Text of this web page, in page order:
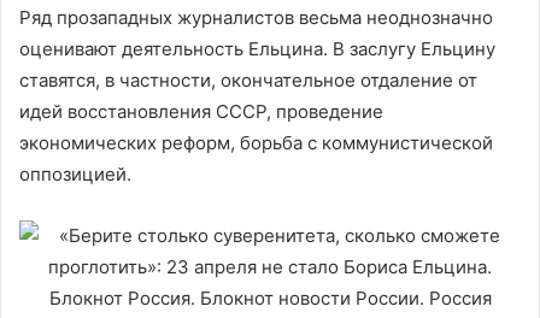
Ряд прозападных журналистов весьма неоднозначно
оценивают деятельность Ельцина. В заслугу Ельцину
ставятся, в частности, окончательное отдаление от
идей восстановления СССР, проведение
экономических реформ, борьба с коммунистической
оппозицией.